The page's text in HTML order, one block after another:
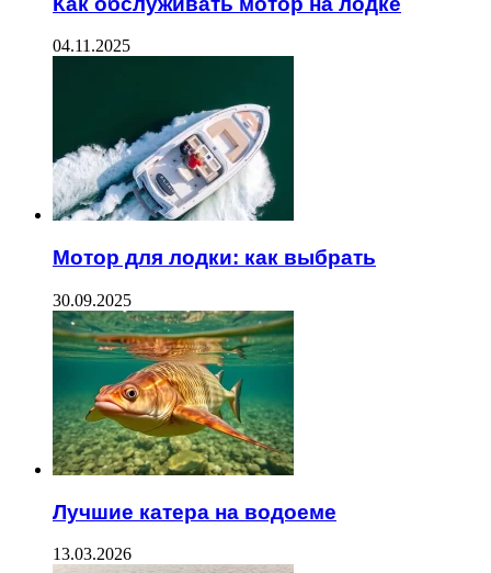
04.11.2025
Мотор для лодки: как выбрать
30.09.2025
Лучшие катера на водоеме
13.03.2026